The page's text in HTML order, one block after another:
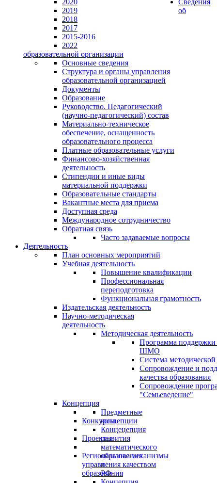
2020
2019
2018
2017
2015-2016
2022
Сведения
об
образовательной организации
Основные сведения
Структура и органы управления
образовательной организацией
Документы
Образование
Руководство. Педагогический
(научно-педагогический) состав
Материально-техническое
обеспечение, оснащенность
образовательного процесса
Платные образовательные услуги
Финансово-хозяйственная
деятельность
Стипендии и иные виды
материальной поддержки
Образовательные стандарты
Вакантные места для приема
Доступная среда
Международное сотрудничество
Обратная связь
Часто задаваемые вопросы
Деятельность
План основных мероприятий
Учебная деятельность
Повышение квалификации
Профессиональная
переподготовка
Функциональная грамотность
Издательская деятельность
Научно-методическая
деятельность
Методическая деятельность
Программа
ШМО
Система
Сопровождение и
качества образования
Сопровождение
"Семьеведение"
Концепция
Предметные
концепции
Концецепция
развития
математического
образования
в
РФ
Конкурсы
Проекты
Региональные механизмы
управления качеством
образования